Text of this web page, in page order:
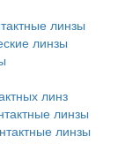
линзы
линзы
линз
линзы
линзы